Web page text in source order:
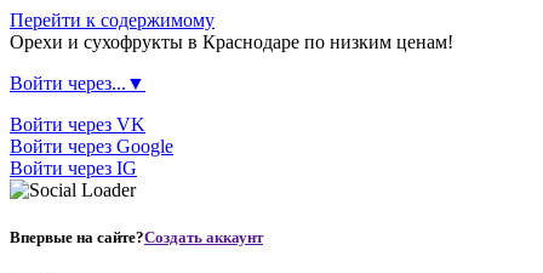
Перейти к содержимому
Орехи и сухофрукты в Краснодаре по низким ценам!
Войти через...▼
Войти через VK
Войти через Google
Войти через IG
Впервые на сайте?Создать аккаунт